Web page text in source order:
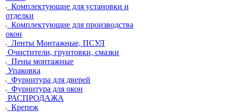
Комплектующие для установки и
отделки
Комплектующие для производства
окон
Ленты Монтажные, ПСУЛ
Очистители, грунтовки, смазки
Пены монтажные
Упаковка
Фурнитура для дверей
Фурнитура для окон
РАСПРОДАЖА
Крепеж